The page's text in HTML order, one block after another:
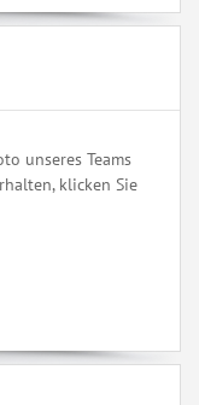
unseres Teams
klicken Sie